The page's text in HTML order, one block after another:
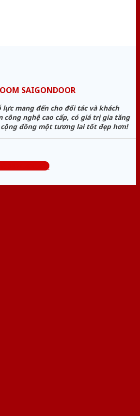
SAIGONDOOR
lực mang đến cho đối tác và khách
công nghệ cao cấp, có giá trị gia tăng
đồng một tương lai tốt đẹp hơn!
0824.400.400